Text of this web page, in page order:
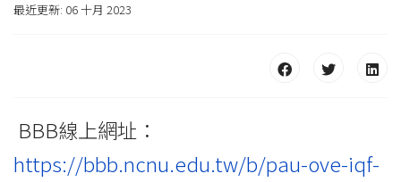
最近更新: 06 十月 2023
BBB線上網址：
https://bbb.ncnu.edu.tw/b/pau-ove-iqf-